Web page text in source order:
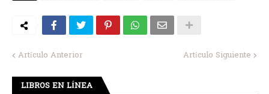
Artículo Anterior Artículo Siguiente
LIBROS EN LÍNEA